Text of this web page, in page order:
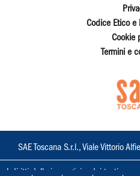
Codice Etico e
Cookie
Termini e
SAE Toscana S.r.l., Viale Vittorio
I diritti delle immagini e dei testi sono